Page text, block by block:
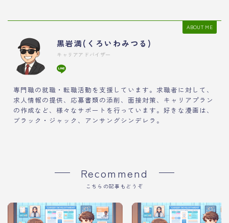
ABOUT ME
黒岩満(くろいわみつる)
キャリアアドバイザー
専門職の就職・転職活動を支援しています。求職者に対して、
求人情報の提供、応募書類の添削、面接対策、キャリアプラン
の作成など、様々なサポートを行っています。好きな漫画は、
ブラック・ジャック、アンサングシンデレラ。
Recommend
こちらの記事もどうぞ